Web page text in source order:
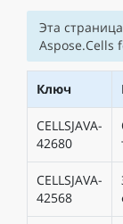
Эта
Aspose.Cells
Ключ
CELLSJAVA-
42680
CELLSJAVA-
42568